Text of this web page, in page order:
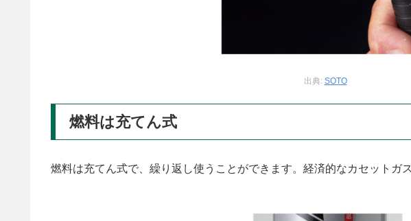
出典: SOTO
燃料は充てん式
燃料は充てん式で、繰り返し使うことができます。経済的なカセットガ